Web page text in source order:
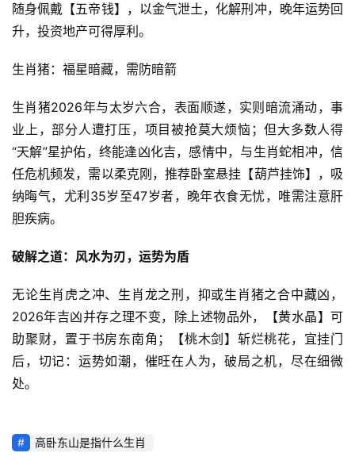
随身佩戴【五帝钱】，以金气泄土，化解刑冲，晚年运势回
升，投资地产可得厚利。
生肖猪：福星暗藏，需防暗箭
生肖猪2026年与太岁六合，表面顺遂，实则暗流涌动，事
业上，部分人遭打压，项目被抢莫大烦恼；但大多数人得
“天解”星护佑，终能逢凶化吉，感情中，与生肖蛇相冲，信
任危机频发，需以柔克刚，推荐卧室悬挂【葫芦挂饰】，吸
纳晦气，尤利35岁至47岁者，晚年衣食无忧，唯需注意肝
胆疾病。
破解之道：风水为刃，运势为盾
无论生肖虎之冲、生肖龙之刑，抑或生肖猪之合中藏凶，
2026年吉凶并存之理不变，除上述物品外，【黄水晶】可
助聚财，置于书房东南角；【桃木剑】斩烂桃花，宜挂门
后，切记：运势如潮，催旺在人为，破局之机，尽在细微
处。
高卧东山是指什么生肖